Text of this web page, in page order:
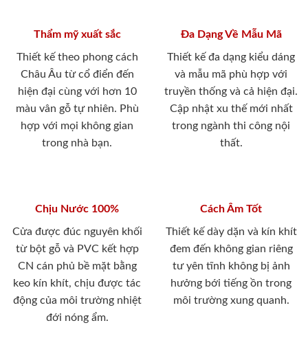
Thẩm mỹ xuất sắc
Thiết kế theo phong cách
Châu Âu từ cổ điển đến
hiện đại cùng với hơn 10
màu vân gỗ tự nhiên. Phù
hợp với mọi không gian
trong nhà bạn.
Đa Dạng Về Mẫu Mã
Thiết kế đa dạng kiểu dáng
và mẫu mã phù hợp với
truyền thống và cả hiện đại.
Cập nhật xu thế mới nhất
trong ngành thi công nội
thất.
Chịu Nước 100%
Cửa được đúc nguyên khối
từ bột gỗ và PVC kết hợp
CN cán phủ bề mặt bằng
keo kín khít, chịu được tác
động của môi trường nhiệt
đới nóng ẩm.
Cách Âm Tốt
Thiết kế dày dặn và kín khít
đem đến không gian riêng
tư yên tĩnh không bị ảnh
hưởng bới tiếng ồn trong
môi trường xung quanh.